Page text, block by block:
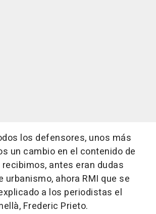
los defensores, unos más
un cambio en el contenido de
antes eran dudas
urbanismo, ahora RMI que se
a los periodistas el
Frederic Prieto.